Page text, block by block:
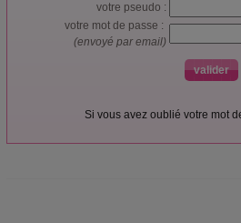
votre pseudo :
votre mot de passe :
(envoyé par email)
Si vous avez oublié votre mot